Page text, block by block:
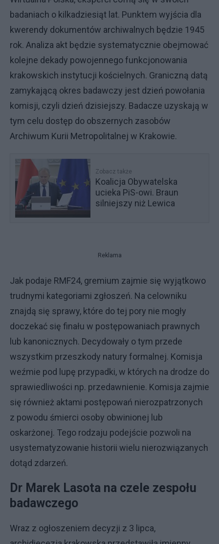
badaniach o kilkadziesiąt lat. Punktem wyjścia dla
kwerendy dokumentów archiwalnych będzie 1945
rok. Analiza akt będzie systematycznie obejmować
kolejne dekady powojennego funkcjonowania
krakowskich instytucji kościelnych. Graniczną datą
zamykającą okres badawczy jest dzień powołania
komisji, czyli dzień dzisiejszy. Badacze uzyskają w
tym celu dostęp do obszernych zasobów
Archiwum Kurii Metropolitalnej w Krakowie.
Zobacz także
Koalicja Obywatelska
ucieka PiS-owi. Braun
silniejszy niż Lewica
Reklama
Jak podaje RMF24, gremium zajmie się wyjątkowo
trudnymi kategoriami zgłoszeń. Na celowniku
znajdą się sprawy, które do tej pory nie mogły
doczekać się finału w postępowaniach prawnych
lub kanonicznych. Decydowały o tym przede
wszystkim przeszkody natury formalnej. Komisja
weźmie pod lupę przypadki, w których na drodze do
sprawiedliwości np. przedawnienie. Komisja zajmie
się również aktami postępowań nierozpatrzonych
z powodu śmierci osoby obwinionej lub
oskarżonej. Tego rodzaju podejście pozwoli na
usystematyzowanie historii wielu nierozwiązanych
dotąd zdarzeń.
Dr Marek Lasota na czele zespołu
badawczego
Wraz z ogłoszeniem decyzji z 3 lipca,